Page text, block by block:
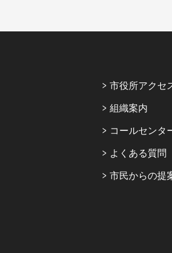
市役所アクセ
組織案内
コールセンタ
よくある質問
市民からの提